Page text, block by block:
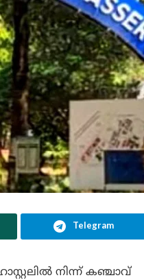
Telegram
നിന്ന് കഞ്ചാവ്